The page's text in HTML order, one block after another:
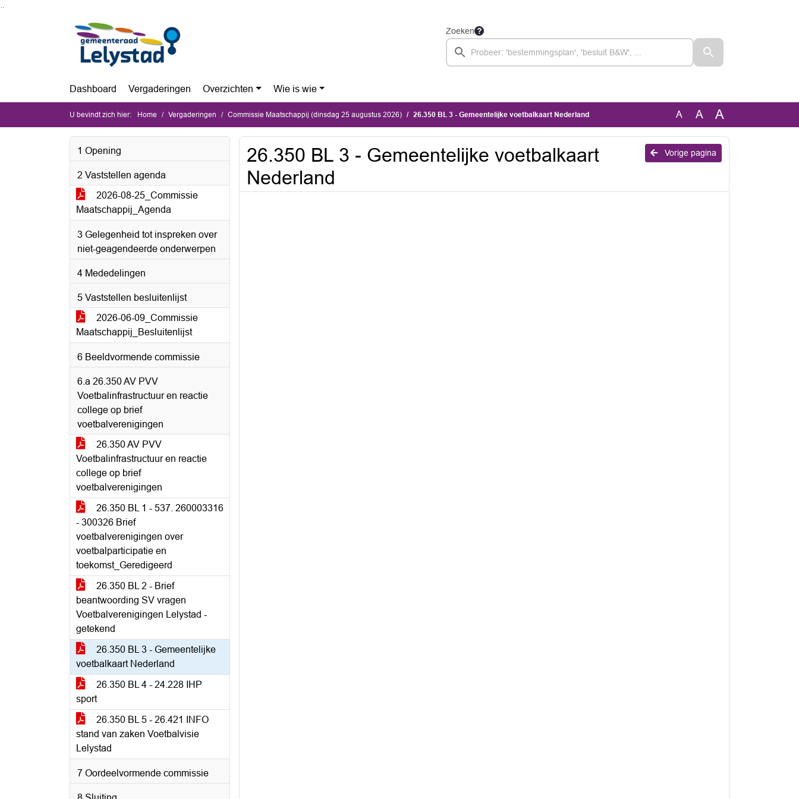
Zoeken
Dashboard Vergaderingen Overzichten Wie is wie
U bevindt zich hier: Home Vergaderingen Commissie Maatschappij (dinsdag 25 augustus 2026) 26.350 BL 3 - Gemeentelijke voetbalkaart Nederland A A A
1 Opening
2 Vaststellen agenda
2026-08-25_Commissie
Maatschappij_Agenda
3 Gelegenheid tot inspreken over
niet-geagendeerde onderwerpen
4 Mededelingen
5 Vaststellen besluitenlijst
2026-06-09_Commissie
Maatschappij_Besluitenlijst
6 Beeldvormende commissie
6.a 26.350 AV PVV
Voetbalinfrastructuur en reactie
college op brief
voetbalverenigingen
26.350 AV PVV
Voetbalinfrastructuur en reactie
college op brief
voetbalverenigingen
26.350 BL 1 - 537. 260003316
- 300326 Brief
voetbalverenigingen over
voetbalparticipatie en
toekomst_Geredigeerd
26.350 BL 2 - Brief
beantwoording SV vragen
Voetbalverenigingen Lelystad -
getekend
26.350 BL 3 - Gemeentelijke
voetbalkaart Nederland
26.350 BL 4 - 24.228 IHP
sport
26.350 BL 5 - 26.421 INFO
stand van zaken Voetbalvisie
Lelystad
7 Oordeelvormende commissie
Vorige pagina
26.350 BL 3 - Gemeentelijke voetbalkaart
Nederland